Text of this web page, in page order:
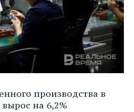
производства в
вырос на 6,2%